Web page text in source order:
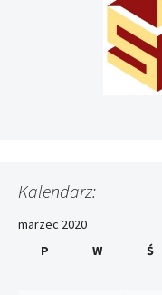
Kalendarz:
marzec 2020
P
W Ś